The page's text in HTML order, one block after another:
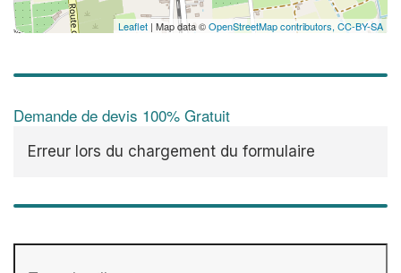
Leaflet | Map data ©OpenStreetMap contributors, CC-BY-SA
Demande de devis 100% Gratuit
Erreur lors du chargement du formulaire